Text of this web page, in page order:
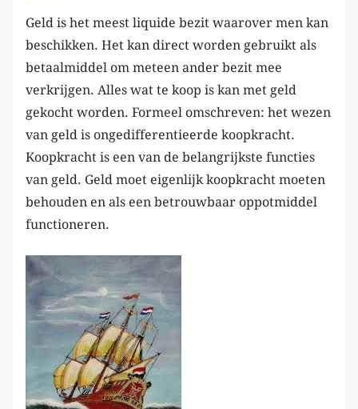
Geld is het meest liquide bezit waarover men kan
beschikken. Het kan direct worden gebruikt als
betaalmiddel om meteen ander bezit mee
verkrijgen. Alles wat te koop is kan met geld
gekocht worden. Formeel omschreven: het wezen
van geld is ongedifferentieerde koopkracht.
Koopkracht is een van de belangrijkste functies
van geld. Geld moet eigenlijk koopkracht moeten
behouden en als een betrouwbaar oppotmiddel
functioneren.